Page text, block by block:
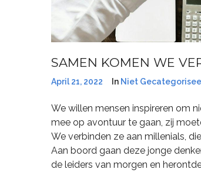
SAMEN KOMEN WE
April 21, 2022 In Niet
We willen mensen inspireren om
mee op avontuur te gaan, zij
We verbinden ze aan millenials,
Aan boord gaan deze jonge
de leiders van morgen en